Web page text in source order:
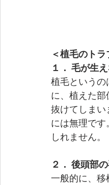
＜植毛のトラ
１． 毛が生
植毛というの
に、植えた
抜けてしまい
には無理で
しれません。
２． 後頭部
一般的に、移